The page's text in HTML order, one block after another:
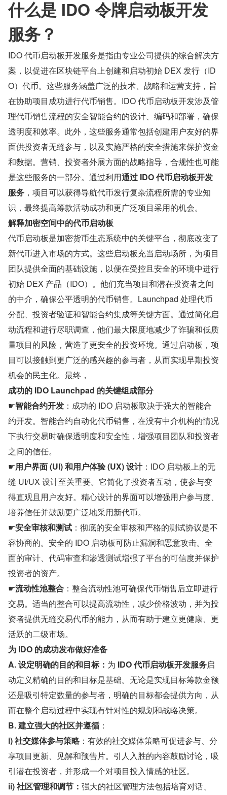
什么是 IDO 令牌启动板开发
服务？
IDO 代币启动板开发服务是指由专业公司提供的综合解决方
案，以促进在区块链平台上创建和启动初始 DEX 发行（ID
O）代币。这些服务涵盖广泛的技术、战略和运营支持，旨
在协助项目成功进行代币销售。IDO 代币启动板开发涉及管
理代币销售流程的安全智能合约的设计、编码和部署，确保
透明度和效率。此外，这些服务通常包括创建用户友好的界
面供投资者无缝参与，以及实施严格的安全措施来保护资金
和数据。营销、投资者外展方面的战略指导，合规性也可能
是这些服务的一部分。通过利用通过 IDO 代币启动板开发
服务 ，项目可以获得导航代币发行复杂流程所需的专业知
识，最终提高筹款活动成功和更广泛项目采用的机会。
解释加密空间中的代币启动板
代币启动板是加密货币生态系统中的关键平台，彻底改变了
新代币进入市场的方式。这些启动板充当启动场所，为项目
团队提供全面的基础设施，以便在受控且安全的环境中进行
初始 DEX 产品（IDO）。他们充当项目和潜在投资者之间
的中介，确保公平透明的代币销售。Launchpad 处理代币
分配、投资者验证和智能合约集成等关键方面。通过简化启
动流程和进行尽职调查，他们最大限度地减少了诈骗和低质
量项目的风险，营造了更安全的投资环境。通过启动板，项
目可以接触到更广泛的感兴趣的参与者，从而实现早期投资
机会的民主化。最终，
成功的 IDO Launchpad 的关键组成部分
☛智能合约开发 ：成功的 IDO 启动板取决于强大的智能合
约开发。智能合约自动化代币销售，在没有中介机构的情况
下执行交易时确保透明度和安全性，增强项目团队和投资者
之间的信任。
☛用户界面 (UI) 和用户体验 (UX) 设计：IDO 启动板上的无
缝 UI/UX 设计至关重要。它简化了投资者互动，使参与变
得直观且用户友好。精心设计的界面可以增强用户参与度、
培养信任并鼓励更广泛地采用新代币。
☛安全审核和测试 ：彻底的安全审核和严格的测试协议是不
容协商的。安全的 IDO 启动板可防止漏洞和恶意攻击。全
面的审计、代码审查和渗透测试增强了平台的可信度并保护
投资者的资产。
☛流动性池整合 ：整合流动性池可确保代币销售后立即进行
交易。适当的整合可以提高流动性，减少价格波动，并为投
资者提供无缝交易代币的能力，从而有助于建立更健康、更
活跃的二级市场。
为 IDO 的成功发布做好准备
A. 设定明确的目的和目标： 为 IDO 代币启动板开发服务启
动定义精确的目的和目标是基础。无论是实现目标筹款金额
还是吸引特定数量的参与者，明确的目标都会提供方向，从
而在整个启动过程中实现有针对性的规划和战略决策。
B. 建立强大的社区并遵循 ：
i) 社交媒体参与策略：有效的社交媒体策略可促进参与、分
享项目更新、见解和预告片。引人入胜的内容鼓励讨论，吸
引潜在投资者，并形成一个对项目投入情感的社区。
ii) 社区管理和调节： 强大的社区管理方法包括培育对话、